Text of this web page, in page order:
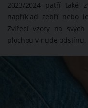
2023/2024 patří také
například zebří nebo
Zvířecí vzory na
plochou v nude odstínu.